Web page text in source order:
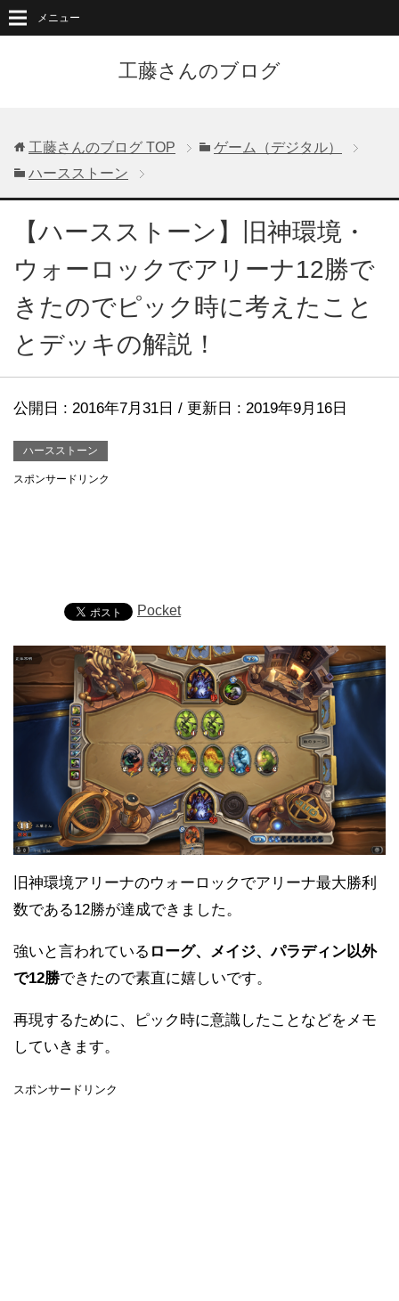
工藤さんのブログ
メニュー
工藤さんのブログ TOP
ゲーム（デジタル）
ハースストーン
【ハースストーン】旧神環境・
ウォーロックでアリーナ12勝で
きたのでピック時に考えたこと
とデッキの解説！
公開日 : 2016年7月31日 / 更新日 : 2019年9月16日
ハースストーン
スポンサードリンク
Pocket
旧神環境アリーナのウォーロックでアリーナ最大勝利
数である12勝が達成できました。
強いと言われている ローグ、メイジ、パラディン以外
で12勝できたので素直に嬉しいです。
再現するために、ピック時に意識したことなどをメモ
していきます。
スポンサードリンク